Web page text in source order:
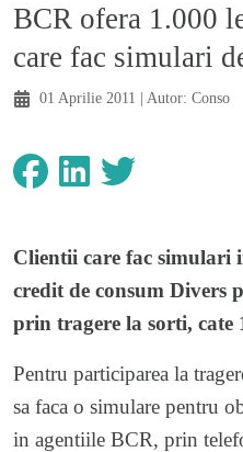
BCR ofera 1.000
care fac simulari
01 Aprilie 2011 | Autor: Conso
Clientii care fac simulari
credit de consum Divers
prin tragere la sorti, cate
Pentru participarea la
sa faca o simulare pentru
in agentiile BCR, prin